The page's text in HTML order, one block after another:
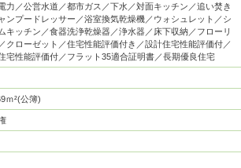
力／公営水道／都市ガス／下水／対面キッチン／追い焚き
ンプードレッサー／浴室換気乾燥機／ウォシュレット／シ
キッチン／食器洗浄乾燥器／浄水器／床下収納／フローリ
クローゼット／住宅性能評価付き／設計住宅性能評価付／
宅性能評価付／フラット35適合証明書／長期優良住宅
ｍ²(公簿)